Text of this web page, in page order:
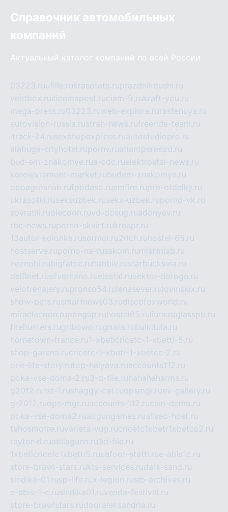
Справочник автомобильных
компаний
Актуальный каталог компаний по всей России
03223.ruufille.rukrasotata.ruprazdnikdushi.ru
veetbox.rucinemapost.ruciam-fr.rukraft-you.ru
mega-press.ru03223.ruweb-explore.ru rastenuya.ru
eurovision-russia.rustrah-news.rufreeride-team.ru
itrack-24.rusexshopexpress.ruautostudiopro.ru
alabuga-cityhotel.rupornv.ruatlantpereezd.ru
bud-em-znakomye.rua-cdc.ruelektrostal-news.ru
korolevremont-market.rubudem-znakomye.ru
oooagrosnab.rufpodaso.ruemfire.rupro-otdelky.ru
ukrasotki.ruseksuzbek.ruseks-uzbek.ruporno-vk.ru
sovratili.ruolecoon.ruvd-dosug.ruadonyev.ru
rbc-news.ruporno-skvirt.rukrospr.ru
13autor-kolonka.rusormol.ru2rich.ru hostel-65.ru
hostserve.ruporno-na-russkom.ru mishinlab.ru
neznobi.rubigfatcc.ru habble.rustarbucksvia.ru
delfinet.rusilvernano.ruelestal.ruvektor-doroga.ru
velotrenajery.rupronso54.ru lenasever.ru lovinskix.ru
show-pets.rusmartnews03.rudiscofoxworld.ru
miraclecoon.rupongup.ru hostel65.ru liura.ruglasspb.ru
firehunters.rugribowo.rugnalis.rubulkitula.ru
hometown-france.ru1-xbeticricetc-1-xbetti-5.ru
shop-garena.rucricetc-1-xbetr-1-xbetcc-2.ru
one-life-story.rutop-halyava.ruaccounts112.ru
poka-vse-doma-2.ru3-d-file.ru hahahaharms.ru
g2012.rutst-1.rushaggy-cat.ruopsmgr.ruev-gallery.ru
g-2012.ruops-mgr.ruaccounts-112.rucsm-demo.ru
poka-vse-doma2.ruairgungames.ruallseo-host.ru
tehosmotre.ruvarieta-yug.rucricetc1xbetr1xbetcc2.ru
raytor-d.ruatillagunn.ru3d-file.ru
1xbeticricetc1xbetti5.ruuafoot-statti.rue-abis1c.ru
store-brawl-stars.rukts-services.rudark-sand.ru
sindika-01.rusp-life.rux-legion.rusib-archives.ru
e-abis-1-c.rusindika01.ruvenda-festival.ru
store-brawlstars.rudooraleksandria.ru